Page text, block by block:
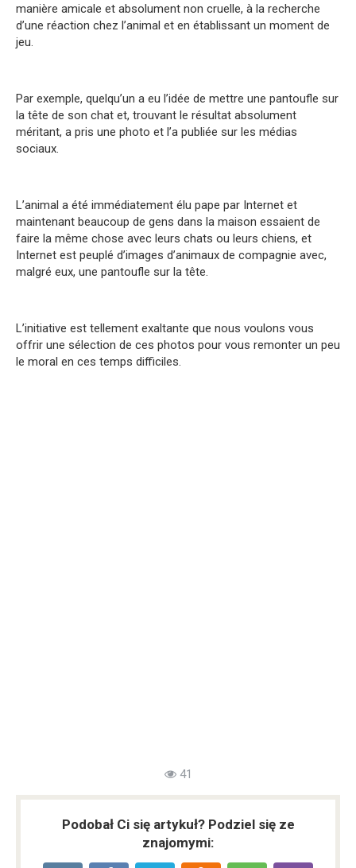
manière amicale et absolument non cruelle, à la recherche
d’une réaction chez l’animal et en établissant un moment de
jeu.
Par exemple, quelqu’un a eu l’idée de mettre une pantoufle sur
la tête de son chat et, trouvant le résultat absolument
méritant, a pris une photo et l’a publiée sur les médias
sociaux.
L’animal a été immédiatement élu pape par Internet et
maintenant beaucoup de gens dans la maison essaient de
faire la même chose avec leurs chats ou leurs chiens, et
Internet est peuplé d’images d’animaux de compagnie avec,
malgré eux, une pantoufle sur la tête.
L’initiative est tellement exaltante que nous voulons vous
offrir une sélection de ces photos pour vous remonter un peu
le moral en ces temps difficiles.
41
Podobał Ci się artykuł? Podziel się ze
znajomymi: